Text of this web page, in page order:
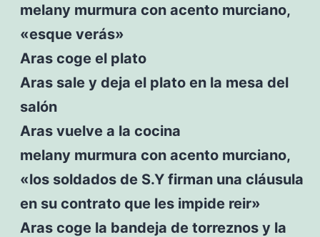
melany murmura con acento murciano,
«esque verás»
Aras coge el plato
Aras sale y deja el plato en la mesa del
salón
Aras vuelve a la cocina
melany murmura con acento murciano,
«los soldados de S.Y firman una cláusula
en su contrato que les impide reir»
Aras coge la bandeja de torreznos y la